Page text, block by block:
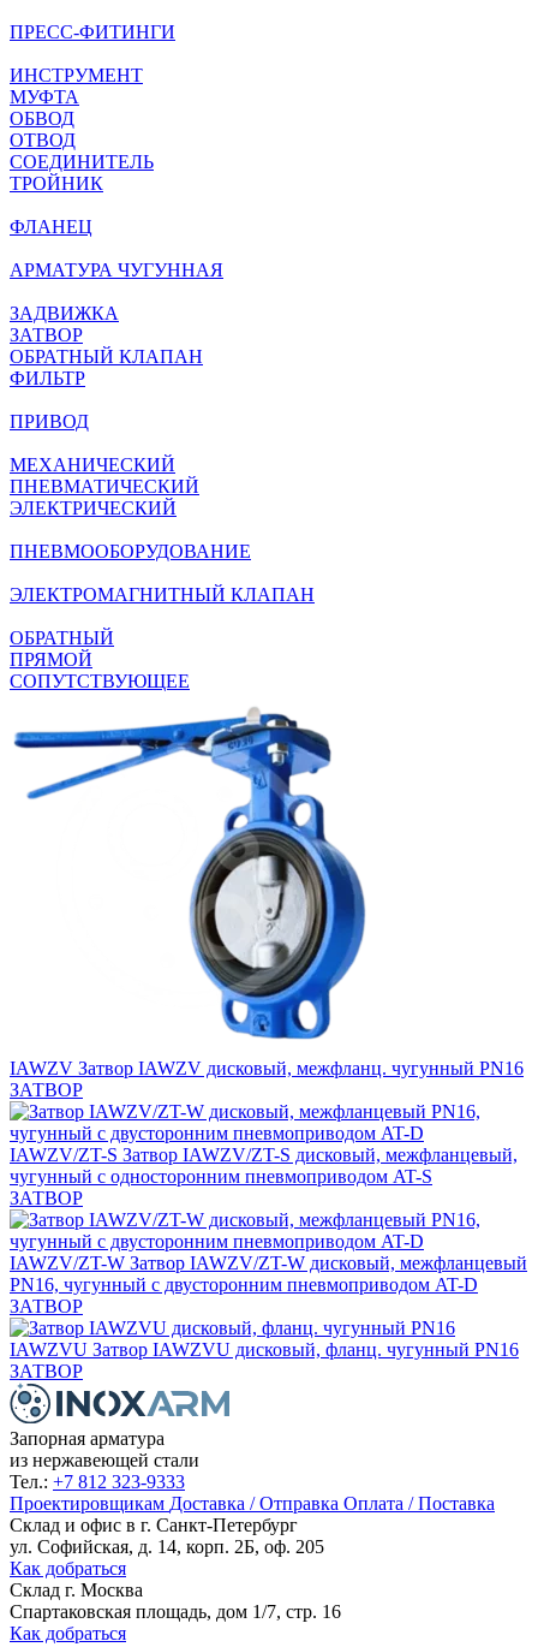
ПРЕСС-ФИТИНГИ
ИНСТРУМЕНТ
МУФТА
ОБВОД
ОТВОД
СОЕДИНИТЕЛЬ
ТРОЙНИК
ФЛАНЕЦ
АРМАТУРА ЧУГУННАЯ
ЗАДВИЖКА
ЗАТВОР
ОБРАТНЫЙ КЛАПАН
ФИЛЬТР
ПРИВОД
МЕХАНИЧЕСКИЙ
ПНЕВМАТИЧЕСКИЙ
ЭЛЕКТРИЧЕСКИЙ
ПНЕВМООБОРУДОВАНИЕ
ЭЛЕКТРОМАГНИТНЫЙ КЛАПАН
ОБРАТНЫЙ
ПРЯМОЙ
СОПУТСТВУЮЩЕЕ
IAWZV Затвор IAWZV дисковый, межфланц. чугунный PN16
ЗАТВОР
IAWZV/ZT-S Затвор IAWZV/ZT-S дисковый, межфланцевый,
чугунный с односторонним пневмоприводом AT-S
ЗАТВОР
IAWZV/ZT-W Затвор IAWZV/ZT-W дисковый, межфланцевый
PN16, чугунный с двусторонним пневмоприводом AT-D
ЗАТВОР
IAWZVU Затвор IAWZVU дисковый, фланц. чугунный PN16
ЗАТВОР
Запорная арматура
из нержавеющей стали
Тел.: +7 812 323-9333
Проектировщикам Доставка / Отправка Оплата / Поставка
Склад и офис в г. Санкт-Петербург
ул. Софийская, д. 14, корп. 2Б, оф. 205
Как добраться
Склад г. Москва
Спартаковская площадь, дом 1/7, стр. 16
Как добраться